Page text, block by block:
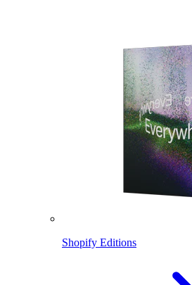
Shopify Editions